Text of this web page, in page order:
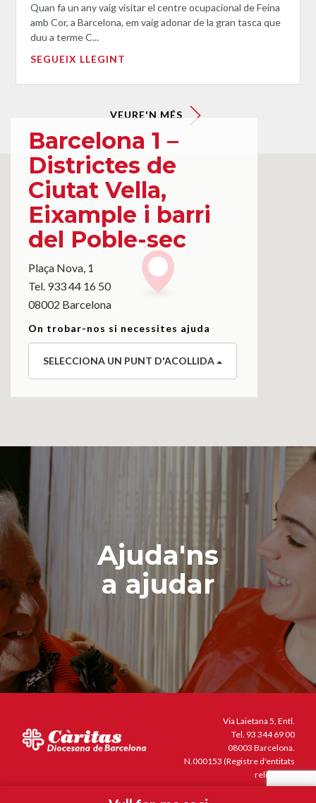
Quan fa un any vaig visitar el centre ocupacional de Feina
amb Cor, a Barcelona, em vaig adonar de la gran tasca que
duu a terme C...
SEGUEIX LLEGINT
VEURE'N MÉS
Barcelona 1 –
Districtes de
Ciutat Vella,
Eixample i barri
del Poble-sec
Plaça Nova, 1
Tel. 933 44 16 50
08002 Barcelona
On trobar-nos si necessites ajuda
SELECCIONA UN PUNT D'ACOLLIDA
Ajuda'ns
a ajudar
Via Laietana 5, Entl.
Tel. 93 344 69 00
08003 Barcelona.
N.000153 (Registre d'entitats
religioses)